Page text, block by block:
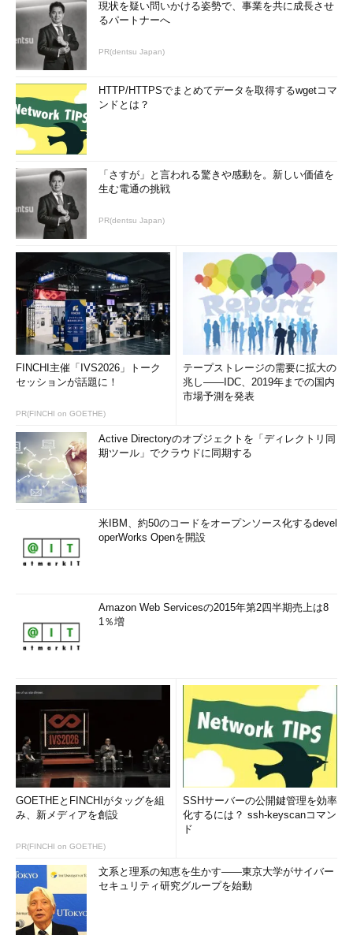
ない」と感じる人の多くは、キャリアや人のつながりが限定的と
いうことがあります。
それならば、（会社で複業が許されているなら）複業をすると
プロボノでも、NPOの活動でも、何でもいい。週に数時間でも
「社外の仕事」に触れると、キャリアや人のつながりが増えま
す。
社外の人から見たら、直接的なスキルだけではなく、仕事に付随
する「仕事の進め方」や「コミュニケーションの仕方」などが役
に立つことも多くあります。
実際、私も今、他社に所属しながら、複業として私のプロジェ
クトに関わってくれているメンバーと一緒に仕事をしています
が、直接的なスキルもさることながら、ITツールの使い方や仕事
の進め方など、ちょっとしたことでとても助けられています。
経営層や人事の皆さんへの提言
現状を疑い問いかける姿勢で、事業を共に成長させ
るパートナーへ
PR(dentsu Japan)
HTTP/HTTPSでまとめてデータを取得するwgetコマ
ンドとは？
「さすが」と言われる驚きや感動を。新しい価値を
生む電通の挑戦
PR(dentsu Japan)
FINCHI主催「IVS2026」トーク
セッションが話題に！
PR(FINCHI on GOETHE)
テープストレージの需要に拡大の
兆し――IDC、2019年までの国内
市場予測を発表
Active Directoryのオブジェクトを「ディレクトリ同
期ツール」でクラウドに同期する
米IBM、約50のコードをオープンソース化するdevel
operWorks Openを開設
Amazon Web Servicesの2015年第2四半期売上は8
1％増
GOETHEとFINCHIがタッグを組
み、新メディアを創設
PR(FINCHI on GOETHE)
SSHサーバーの公開鍵管理を効率
化するには？ ssh-keyscanコマン
ド
文系と理系の知恵を生かす――東京大学がサイバー
セキュリティ研究グループを始動